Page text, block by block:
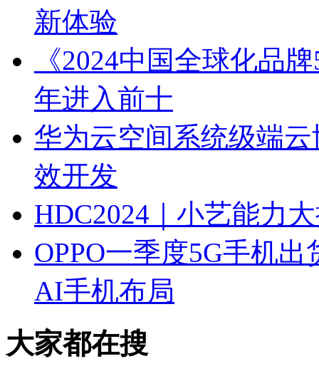
新体验
《2024中国全球化品
年进入前十
华为云空间系统级端
效开发
HDC2024｜小艺能力
OPPO一季度5G手机
AI手机布局
大家都在搜